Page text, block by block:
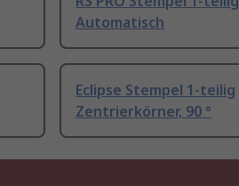
Automatisch
Eclipse Stempel 1-teilig
Zentrierkörner, 90 °